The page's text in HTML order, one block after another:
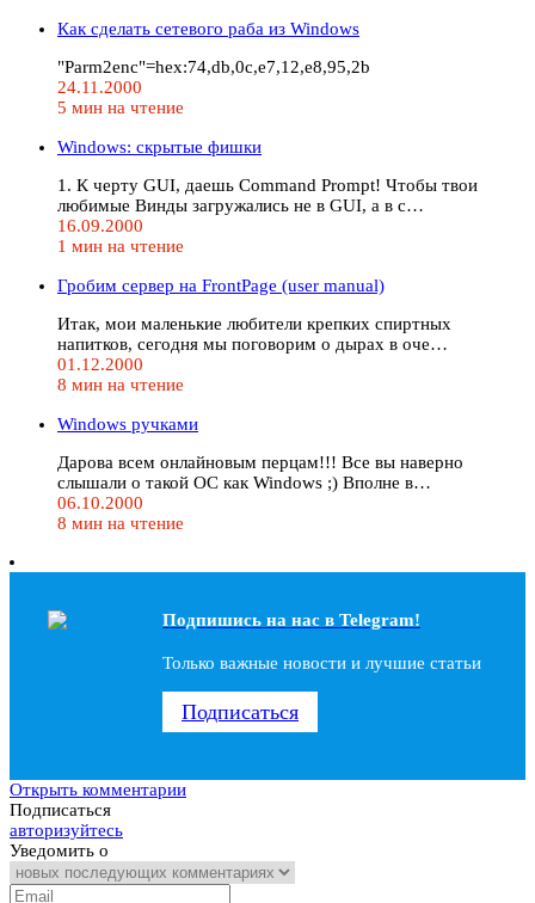
Как сделать сетевого раба из Windows
"Parm2enc"=hex:74,db,0c,e7,12,e8,95,2b
24.11.2000
5 мин на чтение
Windows: скрытые фишки
1. К черту GUI, даешь Command Prompt! Чтобы твои
любимые Винды загружались не в GUI, а в с…
16.09.2000
1 мин на чтение
Гробим сервер на FrontPage (user manual)
Итак, мои маленькие любители крепких спиртных
напитков, сегодня мы поговорим о дырах в оче…
01.12.2000
8 мин на чтение
Windows ручками
Дарова всем онлайновым перцам!!! Все вы наверно
слышали о такой ОС как Windows ;) Вполне в…
06.10.2000
8 мин на чтение
Подпишись на наc в Telegram!
Только важные новости и лучшие статьи
Подписаться
Открыть комментарии
Подписаться
авторизуйтесь
Уведомить о